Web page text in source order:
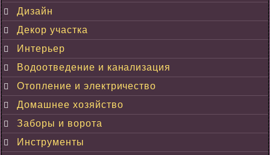
Дизайн
Декор участка
Интерьер
Водоотведение и канализация
Отопление и электричество
Домашнее хозяйство
Заборы и ворота
Инструменты